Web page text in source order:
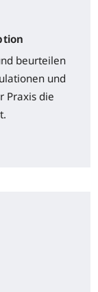
beurteilen
und
Praxis die